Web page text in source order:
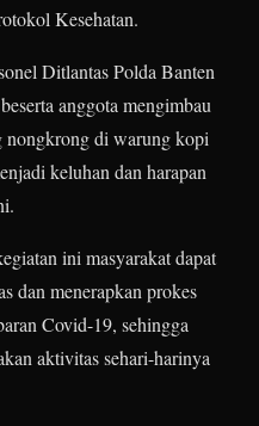
Kesehatan.
Ditlantas Polda Banten
anggota mengimbau
nongkrong di warung kopi
keluhan dan harapan
ini masyarakat dapat
dan menerapkan prokes
Covid-19, sehingga
aktivitas sehari-harinya